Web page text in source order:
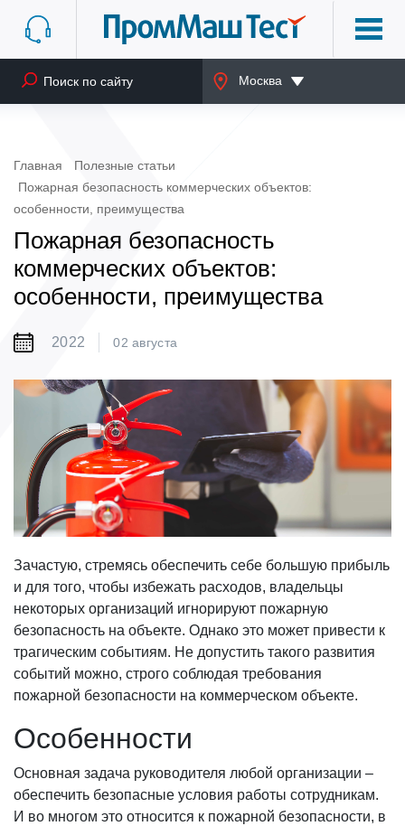
Москва
Главная
Полезные статьи
Пожарная безопасность коммерческих объектов:
особенности, преимущества
Пожарная безопасность
коммерческих объектов:
особенности, преимущества
2022 02 августа
Зачастую, стремясь обеспечить себе большую прибыль
и для того, чтобы избежать расходов, владельцы
некоторых организаций игнорируют пожарную
безопасность на объекте. Однако это может привести к
трагическим событиям. Не допустить такого развития
событий можно, строго соблюдая требования
пожарной безопасности на коммерческом объекте.
Особенности
Основная задача руководителя любой организации –
обеспечить безопасные условия работы сотрудникам.
И во многом это относится к пожарной безопасности, в